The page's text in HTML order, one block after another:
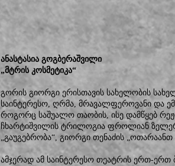
ანასტასია გოგბერაშვილი
„მტრის კოსმეტიკა“
გორის გიორგი ერისთავის სახელობის
საინტერესო, ღრმა, მრავალფეროვანი და
როგორც საშუალო თაობის, ისე დამწყებ
ჩხარტიშვილის ტრილოგია ფროლიან
„გაუგებრობა“, გიორგი თენაძის „ოთარაანთ
ამჯერად ამ საინტერესო თეატრის ერთ-